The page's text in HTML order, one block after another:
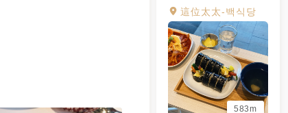
這位太太-백식당
583m